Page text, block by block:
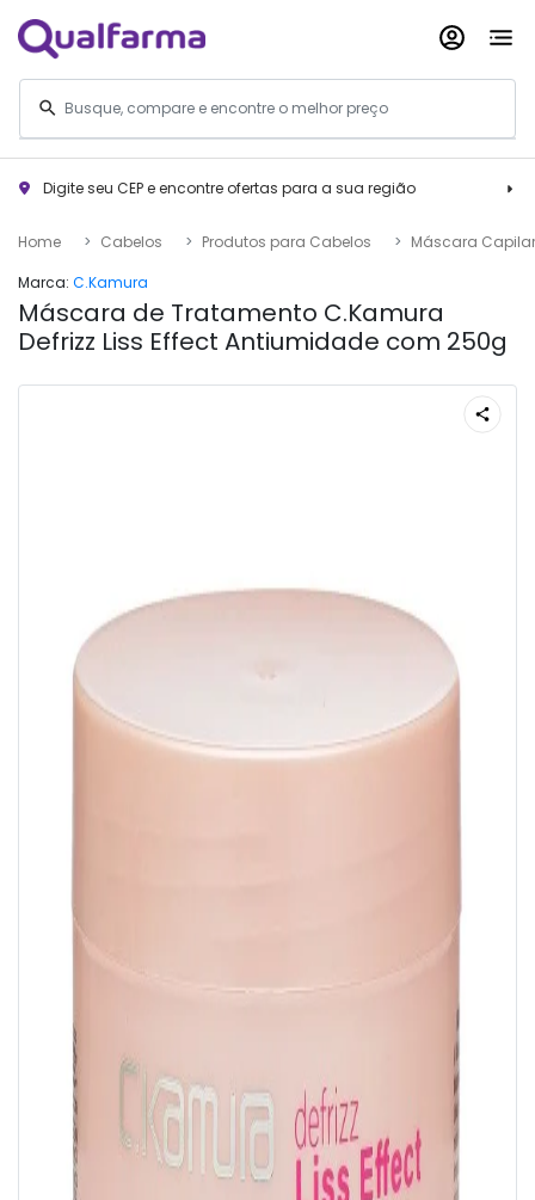
Digite seu CEP e encontre ofertas para a sua região
Home Cabelos Produtos para Cabelos
Máscara Capilar
Marca: C.Kamura
Máscara de Tratamento C.Kamura
Defrizz Liss Effect Antiumidade com 250g